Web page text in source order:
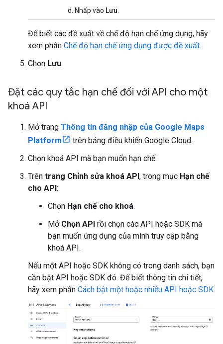
Nhấp vào Lưu
Để biết các đề xuất về chế độ hạn chế ứng dụng, hãy
xem phần Chế độ hạn chế ứng dụng được đề xuất.
Chọn Lưu.
Đặt các quy tắc hạn chế đối với API cho một
khoá API
Mở trang Thông tin đăng nhập của Google Maps
Platform
trên bảng điều khiển Google Cloud.
Chọn khoá API mà bạn muốn hạn chế.
Trên trang Chỉnh sửa khoá API, trong mục Hạn chế
cho API:
Chọn Hạn chế cho khoá.
Mở Chọn API rồi chọn các API hoặc SDK mà
bạn muốn ứng dụng của mình truy cập bằng
khoá API.
Nếu một API hoặc SDK không có trong danh sách, bạn
cần bật API hoặc SDK đó. Để biết thông tin chi tiết,
hãy xem phần Cách bật một hoặc nhiều API hoặc SDK.